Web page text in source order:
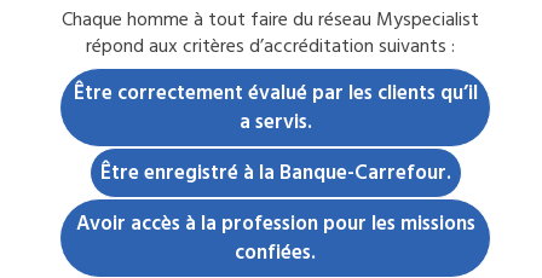
Chaquehomme à tout fairedu réseau Myspecialist
répond aux critères d’accréditation suivants :
Être correctement évalué par les clients qu’il
a servis.
Être enregistré à la Banque-Carrefour.
Avoir accès à la profession pour les missions
confiées.